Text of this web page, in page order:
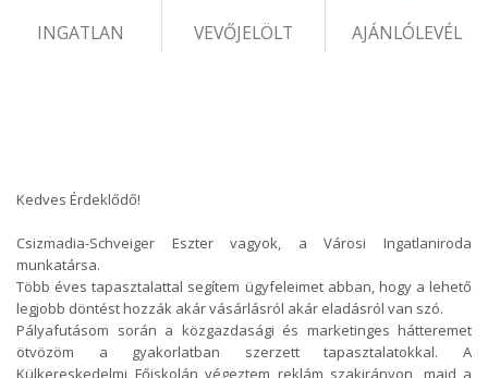
INGATLAN VEVŐJELÖLT AJÁNLÓLEVÉL
Kedves Érdeklődő!
Csizmadia-Schveiger Eszter vagyok, a Városi Ingatlaniroda
munkatársa.
Több éves tapasztalattal segítem ügyfeleimet abban, hogy a lehető
legjobb döntést hozzák akár vásárlásról akár eladásról van szó.
Pályafutásom során a közgazdasági és marketinges hátteremet
ötvözöm a gyakorlatban szerzett tapasztalatokkal. A
Külkereskedelmi Főiskolán végeztem reklám szakirányon, majd a